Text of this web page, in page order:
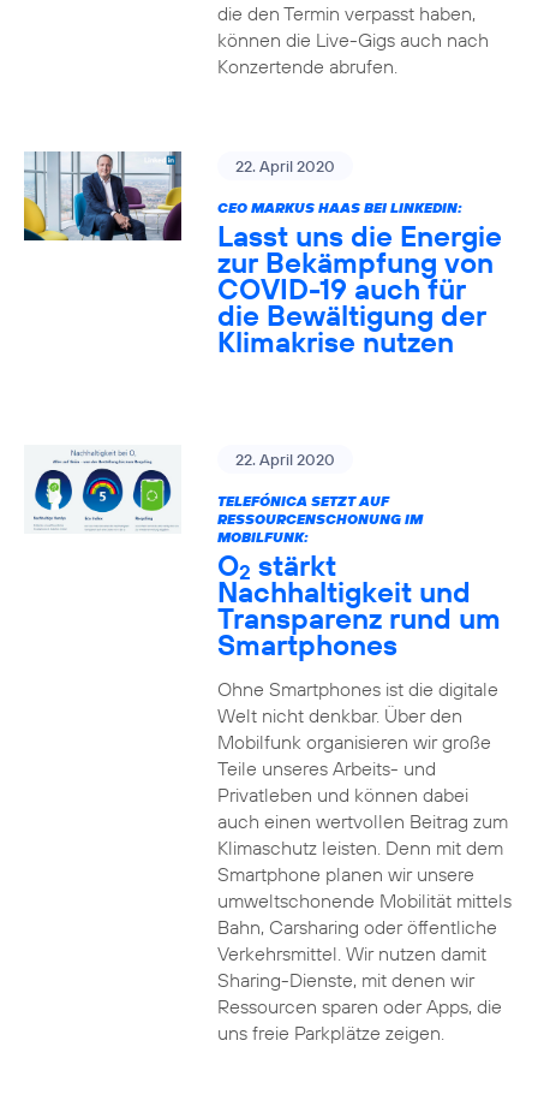
die den Termin verpasst haben,
können die Live-Gigs auch nach
Konzertende abrufen.
22. April 2020
CEO MARKUS HAAS BEI LINKEDIN:
Lasst uns die Energie
zur Bekämpfung von
COVID-19 auch für
die Bewältigung der
Klimakrise nutzen
22. April 2020
TELEFÓNICA SETZT AUF
RESSOURCENSCHONUNG IM
MOBILFUNK:
O2 stärkt
Nachhaltigkeit und
Transparenz rund um
Smartphones
Ohne Smartphones ist die digitale
Welt nicht denkbar. Über den
Mobilfunk organisieren wir große
Teile unseres Arbeits- und
Privatleben und können dabei
auch einen wertvollen Beitrag zum
Klimaschutz leisten. Denn mit dem
Smartphone planen wir unsere
umweltschonende Mobilität mittels
Bahn, Carsharing oder öffentliche
Verkehrsmittel. Wir nutzen damit
Sharing-Dienste, mit denen wir
Ressourcen sparen oder Apps, die
uns freie Parkplätze zeigen.